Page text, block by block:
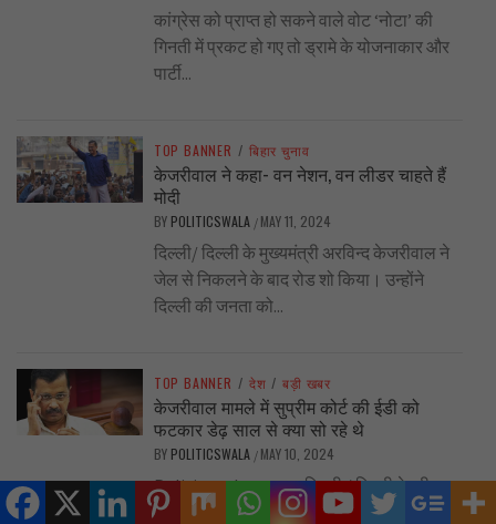
कांग्रेस को प्राप्त हो सकने वाले वोट ‘नोटा’ की
गिनती में प्रकट हो गए तो ड्रामे के योजनाकार और
पार्टी...
TOP BANNER / बिहार चुनाव
केजरीवाल ने कहा- वन नेशन, वन लीडर चाहते हैं
मोदी
BY POLITICSWALA / MAY 11, 2024
दिल्ली/ दिल्ली के मुख्यमंत्री अरविन्द केजरीवाल ने
जेल से निकलने के बाद रोड शो किया। उन्होंने
दिल्ली की जनता को...
TOP BANNER / देश / बड़ी खबर
केजरीवाल मामले में सुप्रीम कोर्ट की ईडी को
फटकार डेढ़ साल से क्या सो रहे थे
BY POLITICSWALA / MAY 10, 2024
Politicswala report दिल्ली / दिल्ली के सीएम
अरविंद केजरीवाल को सुप्रीम कोर्ट ने 1 जून तक के